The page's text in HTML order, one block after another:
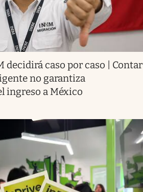
decidirá caso por caso | Contar
no garantiza
ingreso a México